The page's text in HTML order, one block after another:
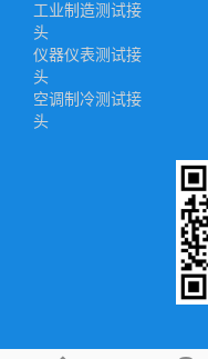
工业制造测试接
头
仪器仪表测试接
头
空调制冷测试接
头